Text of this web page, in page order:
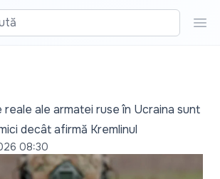
reale ale armatei ruse în Ucraina sunt
decât afirmă Kremlinul
08:30